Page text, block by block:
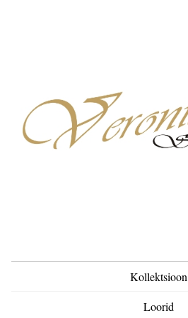
Kollektsioon
Loorid